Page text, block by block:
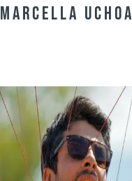
Marcella Uchoa